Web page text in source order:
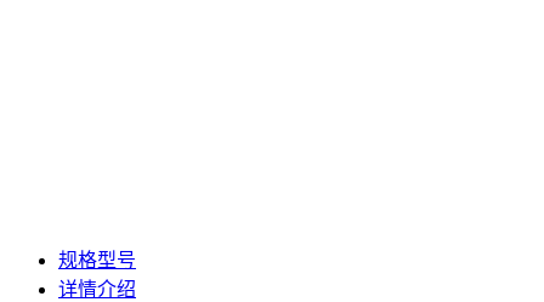
规格型号
详情介绍